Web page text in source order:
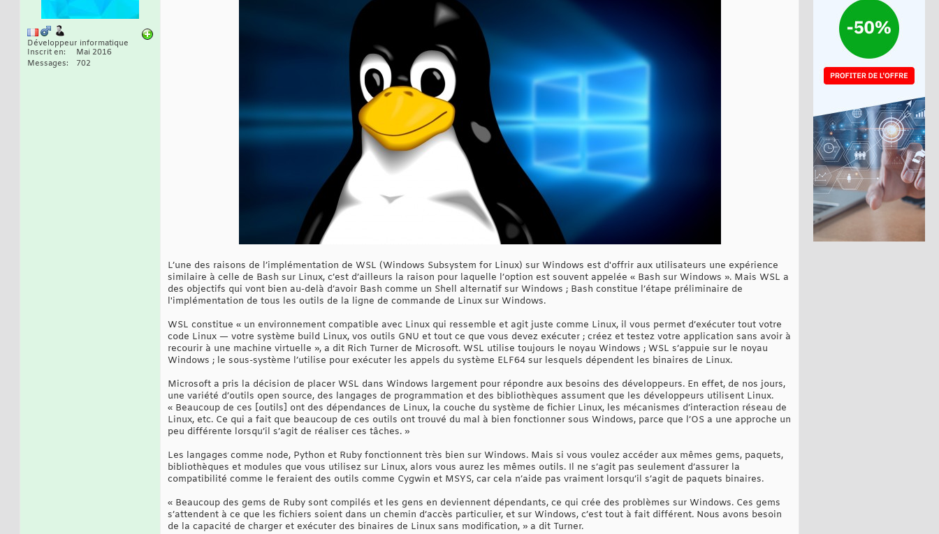
Développeur informatique
Inscrit en
Mai 2016
Messages
702
L’une des raisons de l’implémentation de WSL (Windows Subsystem for Linux) sur Windows est d'offrir aux utilisateurs une expérience
similaire à celle de Bash sur Linux, c’est d’ailleurs la raison pour laquelle l’option est souvent appelée « Bash sur Windows ». Mais WSL a
des objectifs qui vont bien au-delà d’avoir Bash comme un Shell alternatif sur Windows ; Bash constitue l’étape préliminaire de
l'implémentation de tous les outils de la ligne de commande de Linux sur Windows.
WSL constitue « un environnement compatible avec Linux qui ressemble et agit juste comme Linux, il vous permet d’exécuter tout votre
code Linux — votre système build Linux, vos outils GNU et tout ce que vous devez exécuter ; créez et testez votre application sans avoir à
recourir à une machine virtuelle », a dit Rich Turner de Microsoft. WSL utilise toujours le noyau Windows ; WSL s’appuie sur le noyau
Windows ; le sous-système l’utilise pour exécuter les appels du système ELF64 sur lesquels dépendent les binaires de Linux.
Microsoft a pris la décision de placer WSL dans Windows largement pour répondre aux besoins des développeurs. En effet, de nos jours,
une variété d’outils open source, des langages de programmation et des bibliothèques assument que les développeurs utilisent Linux.
« Beaucoup de ces [outils] ont des dépendances de Linux, la couche du système de fichier Linux, les mécanismes d’interaction réseau de
Linux, etc. Ce qui a fait que beaucoup de ces outils ont trouvé du mal à bien fonctionner sous Windows, parce que l’OS a une approche un
peu différente lorsqu’il s’agit de réaliser ces tâches. »
Les langages comme node, Python et Ruby fonctionnent très bien sur Windows. Mais si vous voulez accéder aux mêmes gems, paquets,
bibliothèques et modules que vous utilisez sur Linux, alors vous aurez les mêmes outils. Il ne s’agit pas seulement d’assurer la
compatibilité comme le feraient des outils comme Cygwin et MSYS, car cela n’aide pas vraiment lorsqu’il s’agit de paquets binaires.
« Beaucoup des gems de Ruby sont compilés et les gens en deviennent dépendants, ce qui crée des problèmes sur Windows. Ces gems
s’attendent à ce que les fichiers soient dans un chemin d’accès particulier, et sur Windows, c’est tout à fait différent. Nous avons besoin
de la capacité de charger et exécuter des binaires de Linux sans modification, » a dit Turner.